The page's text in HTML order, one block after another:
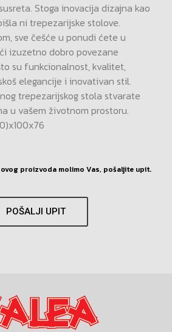
Stoga inovacija dizajna kao
ni trepezarijske stolove.
sve češće u ponudi ćete u
izuzetno dobro povezane
su funkcionalnost, kvalitet,
elegancije i inovativan stil.
trepezarijskog stola stvarate
u vašem životnom prostoru.
proizvoda molimo Vas, pošaljite upit.
POŠALJI UPIT